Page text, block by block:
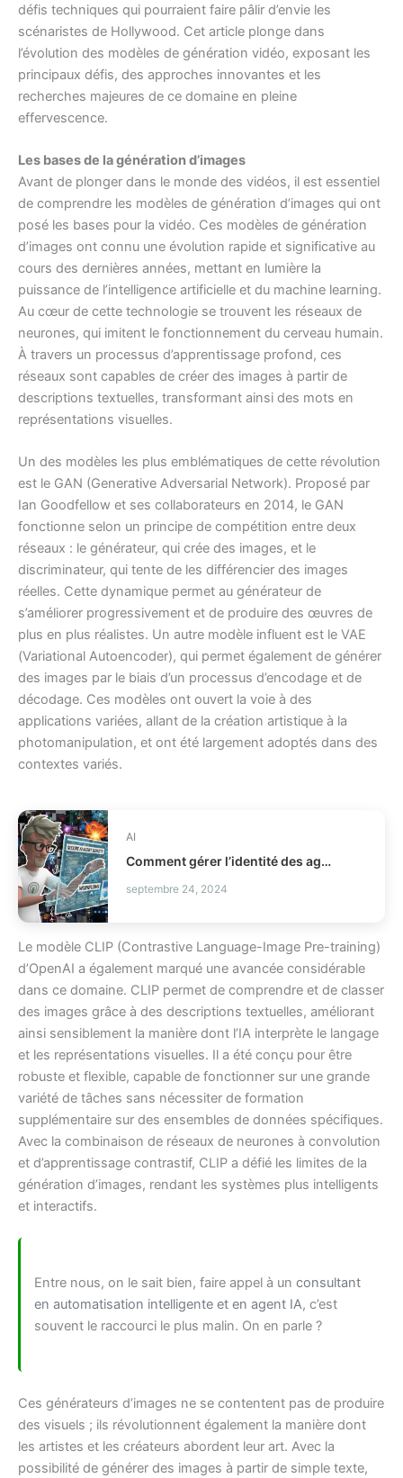
défis techniques qui pourraient faire pâlir d’envie les
scénaristes de Hollywood. Cet article plonge dans
l’évolution des modèles de génération vidéo, exposant les
principaux défis, des approches innovantes et les
recherches majeures de ce domaine en pleine
effervescence.
Les bases de la génération d’images
Avant de plonger dans le monde des vidéos, il est essentiel
de comprendre les modèles de génération d’images qui ont
posé les bases pour la vidéo. Ces modèles de génération
d’images ont connu une évolution rapide et significative au
cours des dernières années, mettant en lumière la
puissance de l’intelligence artificielle et du machine learning.
Au cœur de cette technologie se trouvent les réseaux de
neurones, qui imitent le fonctionnement du cerveau humain.
À travers un processus d’apprentissage profond, ces
réseaux sont capables de créer des images à partir de
descriptions textuelles, transformant ainsi des mots en
représentations visuelles.
Un des modèles les plus emblématiques de cette révolution
est le GAN (Generative Adversarial Network). Proposé par
Ian Goodfellow et ses collaborateurs en 2014, le GAN
fonctionne selon un principe de compétition entre deux
réseaux : le générateur, qui crée des images, et le
discriminateur, qui tente de les différencier des images
réelles. Cette dynamique permet au générateur de
s’améliorer progressivement et de produire des œuvres de
plus en plus réalistes. Un autre modèle influent est le VAE
(Variational Autoencoder), qui permet également de générer
des images par le biais d’un processus d’encodage et de
décodage. Ces modèles ont ouvert la voie à des
applications variées, allant de la création artistique à la
photomanipulation, et ont été largement adoptés dans des
contextes variés.
AI
Comment gérer l’identité des agents IA en production IAM ?
septembre 24, 2024
Le modèle CLIP (Contrastive Language-Image Pre-training)
d’OpenAI a également marqué une avancée considérable
dans ce domaine. CLIP permet de comprendre et de classer
des images grâce à des descriptions textuelles, améliorant
ainsi sensiblement la manière dont l’IA interprète le langage
et les représentations visuelles. Il a été conçu pour être
robuste et flexible, capable de fonctionner sur une grande
variété de tâches sans nécessiter de formation
supplémentaire sur des ensembles de données spécifiques.
Avec la combinaison de réseaux de neurones à convolution
et d’apprentissage contrastif, CLIP a défié les limites de la
génération d’images, rendant les systèmes plus intelligents
et interactifs.
Entre nous, on le sait bien, faire appel à un consultant
en automatisation intelligente et en agent IA, c’est
souvent le raccourci le plus malin. On en parle ?
Ces générateurs d’images ne se contentent pas de produire
des visuels ; ils révolutionnent également la manière dont
les artistes et les créateurs abordent leur art. Avec la
possibilité de générer des images à partir de simple texte,